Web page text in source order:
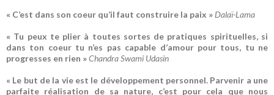
« C’est dans son coeur qu’il faut construire la paix »Dalaï-Lama
« Tu peux te plier à toutes sortes de pratiques spirituelles, si
dans ton coeur tu n’es pas capable d’amour pour tous, tu ne
progresses en rien »Chandra Swami Udasin
« Le but de la vie est le développement personnel. Parvenir a une
parfaite réalisation de sa nature, c’est pour cela que nous